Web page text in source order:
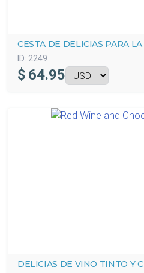
CESTA DE DELICIAS PARA
ID: 2249
$ 64.95
DELICIAS DE VINO TINTO Y